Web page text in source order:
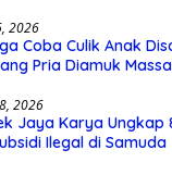
2026
Coba Culik Anak
Pria Diamuk Massa
2026
Jaya Karya Ungkap
Ilegal di Samuda